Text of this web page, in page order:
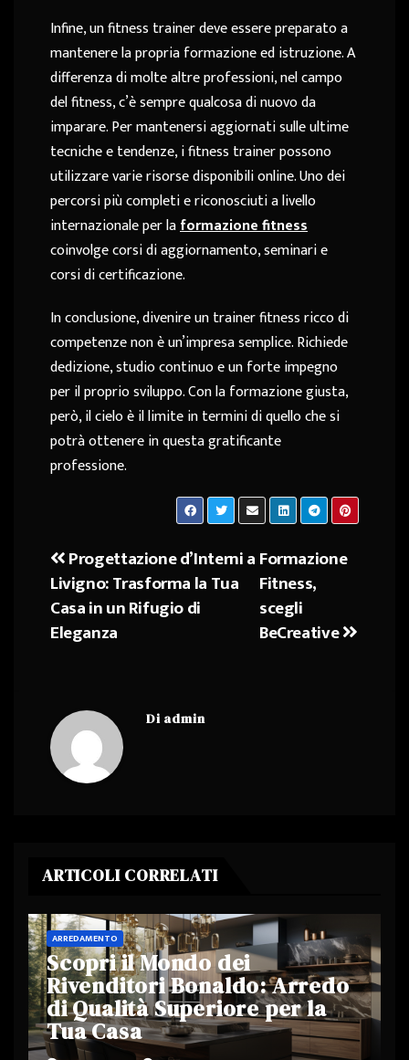
Infine, un fitness trainer deve essere preparato a
mantenere la propria formazione ed istruzione. A
differenza di molte altre professioni, nel campo
del fitness, c’è sempre qualcosa di nuovo da
imparare. Per mantenersi aggiornati sulle ultime
tecniche e tendenze, i fitness trainer possono
utilizzare varie risorse disponibili online. Uno dei
percorsi più completi e riconosciuti a livello
internazionale per laformazione fitness
coinvolge corsi di aggiornamento, seminari e
corsi di certificazione.
In conclusione, divenire un trainer fitness ricco di
competenze non è un’impresa semplice. Richiede
dedizione, studio continuo e un forte impegno
per il proprio sviluppo. Con la formazione giusta,
però, il cielo è il limite in termini di quello che si
potrà ottenere in questa gratificante
professione.
Navigazione
articoli
Formazione
Fitness,
scegli
BeCreative
Progettazione d’Interni a
Livigno: Trasforma la Tua
Casa in un Rifugio di
Eleganza
Di admin
ARTICOLI CORRELATI
ARREDAMENTO
Scopri il Mondo dei
Rivenditori Bonaldo: Arredo
di Qualità Superiore per la
Tua Casa